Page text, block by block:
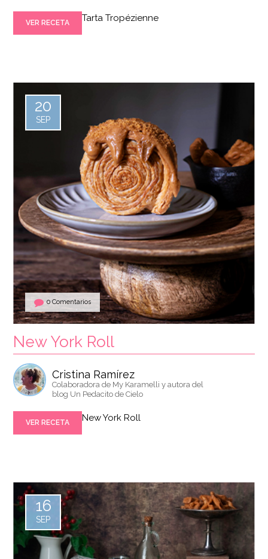
Tarta Tropézienne
VER RECETA
0 Comentarios
20
SEP
New York Roll
Cristina Ramírez
Colaboradora de My Karamelli y autora del
blog Un Pedacito de Cielo
New York Roll
VER RECETA
16
SEP